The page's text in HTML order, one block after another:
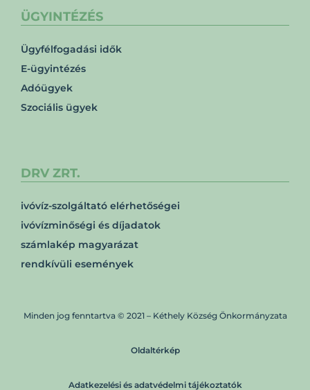
ÜGYINTÉZÉS
Ügyfélfogadási idők
E-ügyintézés
Adóügyek
Szociális ügyek
DRV ZRT.
ivóvíz-szolgáltató elérhetőségei
ivóvízminőségi és díjadatok
számlakép magyarázat
rendkívüli események
Minden jog fenntartva © 2021 – Kéthely Község Önkormányzata
Oldaltérkép
Adatkezelési és adatvédelmi tájékoztatók